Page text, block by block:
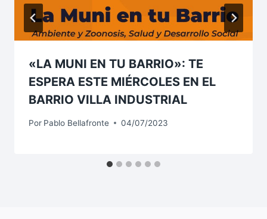
«LA MUNI EN TU BARRIO»: TE
ESPERA ESTE MIÉRCOLES EN EL
BARRIO VILLA INDUSTRIAL
Por Pablo Bellafronte 04/07/2023